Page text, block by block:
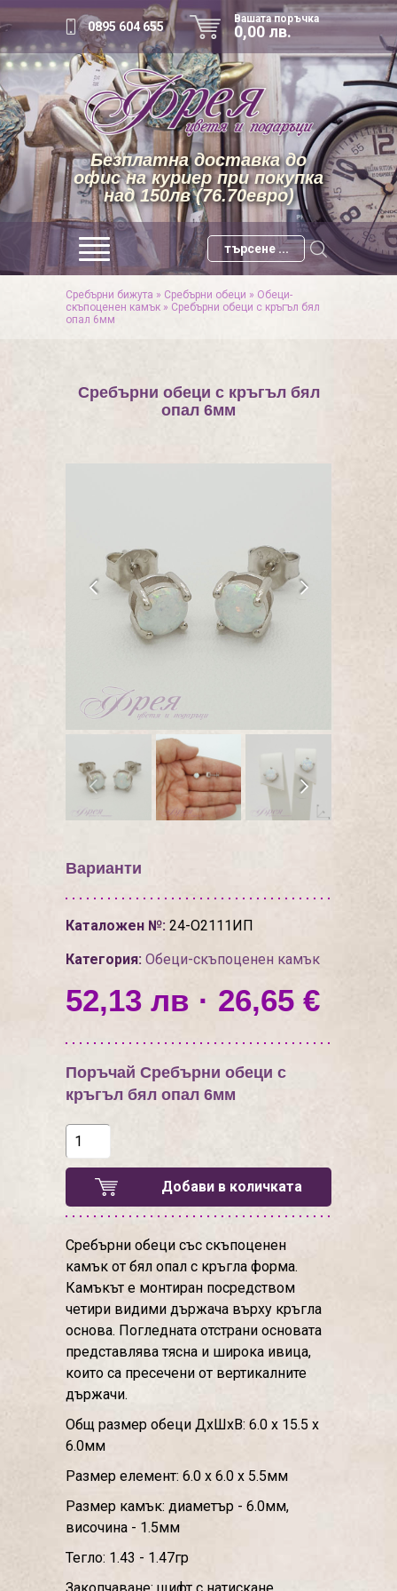
0895 604 655
Вашата поръчка
0,00 лв.
Безплатна доставка до
офис на куриер при покупка
над 150лв (76.70евро)
Сребърни бижута » Сребърни обеци » Обеци-
скъпоценен камък » Сребърни обеци с кръгъл бял
опал 6мм
Сребърни обеци с кръгъл бял
опал 6мм
Варианти
Каталожен №: 24-О2111ИП
Категория: Обеци-скъпоценен камък
52,13 лв · 26,65 €
Поръчай Сребърни обеци с
кръгъл бял опал 6мм
Добави в количката
Сребърни обеци със скъпоценен
камък от бял опал с кръгла форма.
Камъкът е монтиран посредством
четири видими държача върху кръгла
основа. Погледната отстрани основата
представлява тясна и широка ивица,
които са пресечени от вертикалните
държачи.
Общ размер обеци ДхШхВ: 6.0 х 15.5 х
6.0мм
Размер елемент: 6.0 х 6.0 х 5.5мм
Размер камък: диаметър - 6.0мм,
височина - 1.5мм
Тегло: 1.43 - 1.47гр